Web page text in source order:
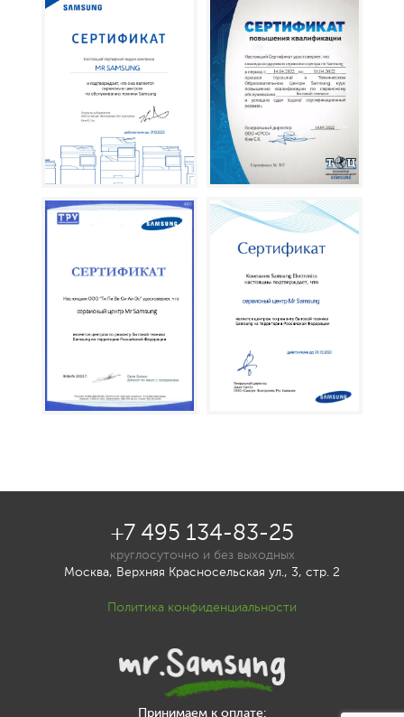
Принимаем к оплате:
+7 495 134-83-25
круглосуточно и без выходных
Москва, Верхняя Красносельская ул., 3, стр. 2
Политика конфиденциальности